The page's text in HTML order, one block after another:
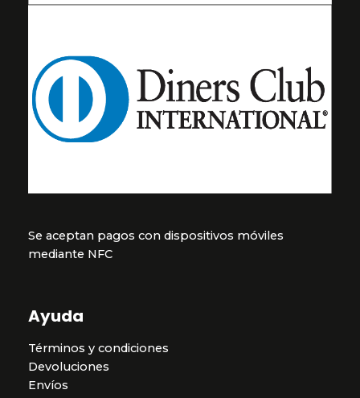
Se aceptan pagos con dispositivos móviles
mediante NFC
Ayuda
Términos y condiciones
Devoluciones
Envíos